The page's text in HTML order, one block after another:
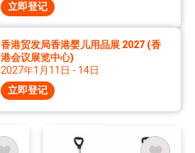
立即登记
香港贸发局香港婴儿用品展 2027 (香
港会议展览中心)
2027年1月11日 - 14日
立即登记